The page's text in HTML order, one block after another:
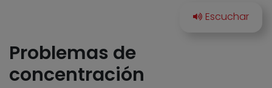
Problemas de
concentración